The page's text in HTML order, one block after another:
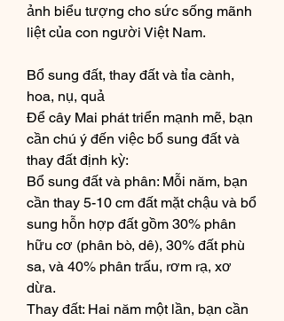
ảnh biểu tượng cho sức sống mãnh
liệt của con người Việt Nam.
Bổ sung đất, thay đất và tỉa cành,
hoa, nụ, quả
Để cây Mai phát triển mạnh mẽ, bạn
cần chú ý đến việc bổ sung đất và
thay đất định kỳ:
Bổ sung đất và phân: Mỗi năm, bạn
cần thay 5-10 cm đất mặt chậu và bổ
sung hỗn hợp đất gồm 30% phân
hữu cơ (phân bò, dê), 30% đất phù
sa, và 40% phân trấu, rơm rạ, xơ
dừa.
Thay đất: Hai năm một lần, bạn cần